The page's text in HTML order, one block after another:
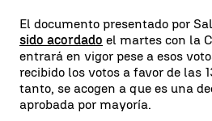
El documento presentado por
sido acordado el martes con la
entrará en vigor pese a esos
recibido los votos a favor de las
tanto, se acogen a que es una
aprobada por mayoría.